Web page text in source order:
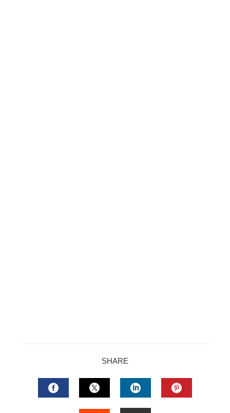
SHARE
FACEBOOKTWITTERLINKEDIN